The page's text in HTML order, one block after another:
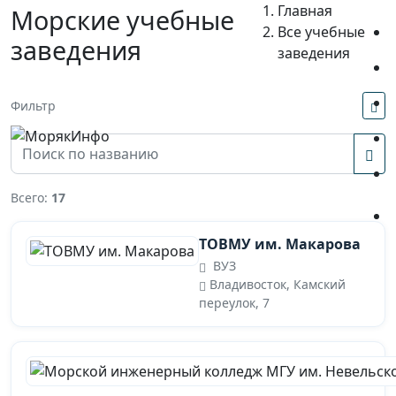
Морские учебные
заведения
Главная
Все учебные
заведения
Фильтр
Всего: 17
ТОВМУ им. Макарова
ВУЗ
Владивосток, Камский
переулок, 7